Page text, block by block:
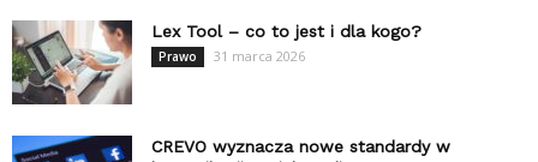
Lex Tool – co to jest i dla kogo?
Prawo 31 marca 2026
CREVO wyznacza nowe standardy w